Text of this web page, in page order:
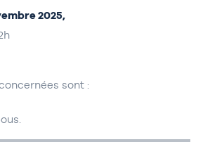
2025,
sont :